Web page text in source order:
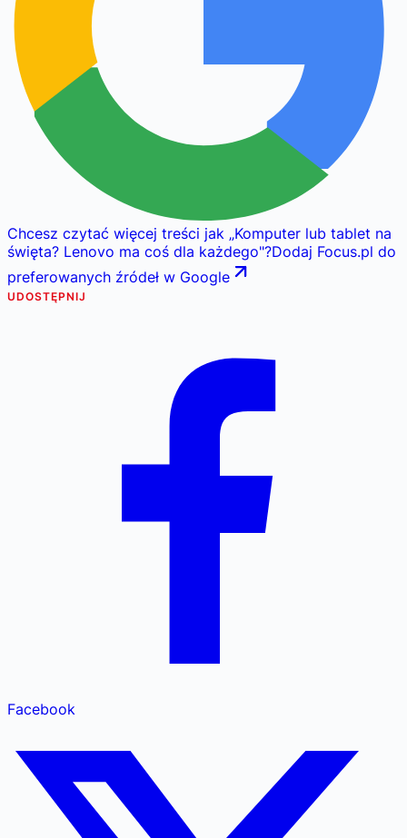
Chcesz czytać więcej treści jak „Komputer lub tablet na
święta? Lenovo ma coś dla każdego"?Dodaj Focus.pl do
preferowanych źródeł w Google
UDOSTĘPNIJ
Facebook